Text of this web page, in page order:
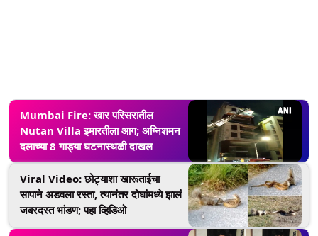
Mumbai Fire: खार परिसरातील
Nutan Villa इमारतीला आग; अग्निशमन
दलाच्या 8 गाड्या घटनास्थळी दाखल
Viral Video: छोट्याशा खारूताईचा
सापाने अडवला रस्ता, त्यानंतर दोघांमध्ये झालं
जबरदस्त भांडण; पहा व्हिडिओ